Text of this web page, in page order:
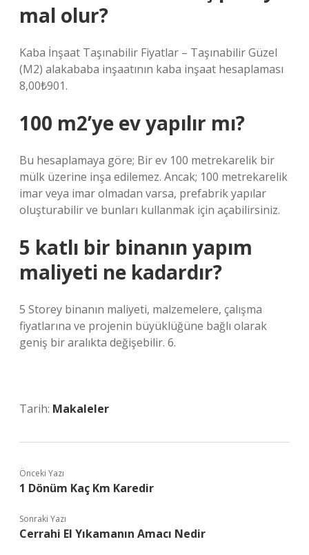
mal olur?
Kaba İnşaat Taşınabilir Fiyatlar – Taşınabilir Güzel
(M2) alakababa inşaatının kaba inşaat hesaplaması
8,00₺901.
100 m2’ye ev yapılır mı?
Bu hesaplamaya göre; Bir ev 100 metrekarelik bir
mülk üzerine inşa edilemez. Ancak; 100 metrekarelik
imar veya imar olmadan varsa, prefabrik yapılar
oluşturabilir ve bunları kullanmak için açabilirsiniz.
5 katlı bir binanın yapım
maliyeti ne kadardır?
5 Storey binanın maliyeti, malzemelere, çalışma
fiyatlarına ve projenin büyüklüğüne bağlı olarak
geniş bir aralıkta değişebilir. 6.
Tarih: Makaleler
Önceki Yazı
1 Dönüm Kaç Km Karedir
Sonraki Yazı
Cerrahi El Yıkamanın Amacı Nedir